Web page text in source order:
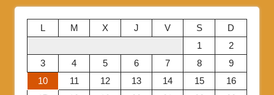
L M X J V S
D
1
2
3
4 5 6 7 8
9
10
11 12 13 14 15
16